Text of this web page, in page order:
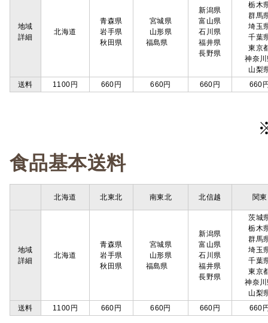
地域
詳細
北海道
青森県
岩手県
秋田県
宮城県
山形県
福島県
新潟県
富山県
石川県
福井県
長野県
栃木
群馬
埼玉
千葉
東京
神奈
山梨
送料
1100円 660円 660円 660円 660
食品基本送料
北海道 北東北 南東北 北信越 関東
地域
詳細
北海道
青森県
岩手県
秋田県
宮城県
山形県
福島県
新潟県
富山県
石川県
福井県
長野県
茨城
栃木
群馬
埼玉
千葉
東京
神奈
山梨
送料
1100円 660円 660円 660円 660